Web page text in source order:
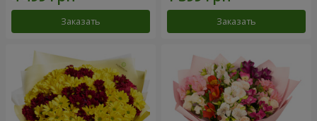
Заказать Заказать